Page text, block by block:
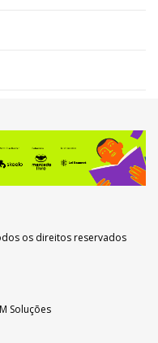
os direitos reservados
Soluções